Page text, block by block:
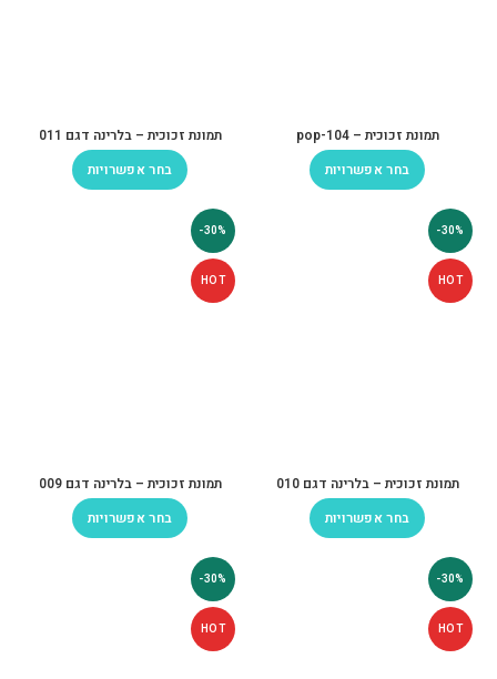
תמונת זכוכית – pop-104
בחר אפשרויות
תמונת זכוכית – בלרינה דגם 011
בחר אפשרויות
-30%
HOT
תמונת זכוכית – בלרינה דגם 010
בחר אפשרויות
-30%
HOT
תמונת זכוכית – בלרינה דגם 009
בחר אפשרויות
-30%
HOT
-30%
HOT